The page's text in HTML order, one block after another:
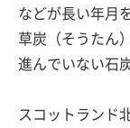
などが長い年月
草炭（そうたん
進んでいない石
スコットランド